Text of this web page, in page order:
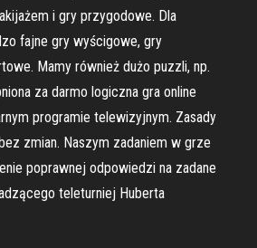
i gry przygodowe. Dla
fajne gry wyścigowe, gry
Mamy również dużo puzzli, np.
za darmo logiczna gra online
programie telewizyjnym. Zasady
zmian. Naszym zadaniem w grze
poprawnej odpowiedzi na zadane
teleturniej Huberta